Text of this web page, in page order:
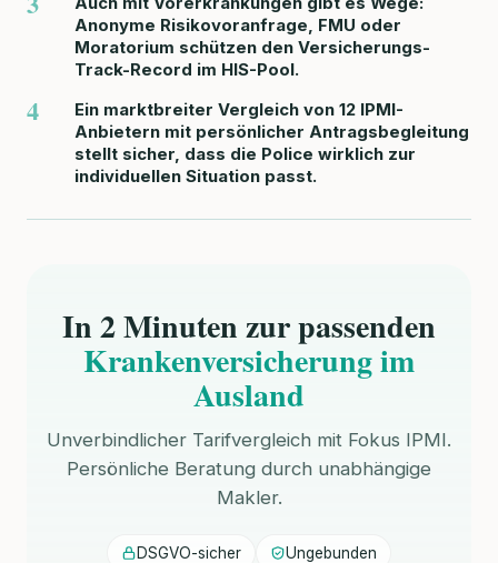
Anonyme Risikovoranfrage, FMU oder
Moratorium schützen den Versicherungs-
Track-Record im HIS-Pool.
4
Ein marktbreiter Vergleich von 12 IPMI-
Anbietern mit persönlicher Antragsbegleitung
stellt sicher, dass die Police wirklich zur
individuellen Situation passt.
In 2 Minuten zur passenden
Krankenversicherung im
Ausland
Unverbindlicher Tarifvergleich mit Fokus IPMI.
Persönliche Beratung durch unabhängige
Makler.
DSGVO-sicher Ungebunden